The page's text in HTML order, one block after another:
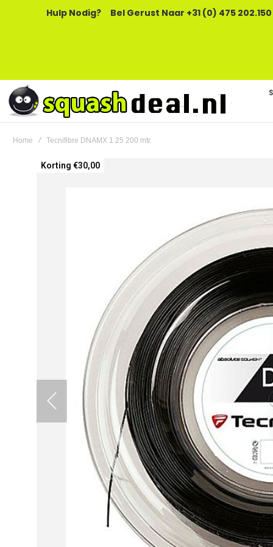
Hulp Nodig? Bel Gerust Naar +31 (0) 475
Home Tecnifibre DNAMX 1.25 200 mtr.
Ga
Korting €30,00